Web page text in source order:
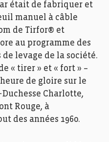
était de fabriquer et
manuel à câble
de Tirfor® et
au programme des
levage de la société.
« tirer » et « fort » –
de gloire sur le
Charlotte,
Rouge, à
des années 1960.